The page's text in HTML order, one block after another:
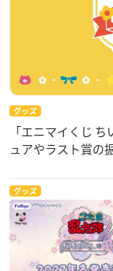
グッズ
「エニマイくじ
ュアやラスト賞の
グッズ